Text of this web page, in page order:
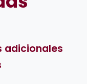
adicionales